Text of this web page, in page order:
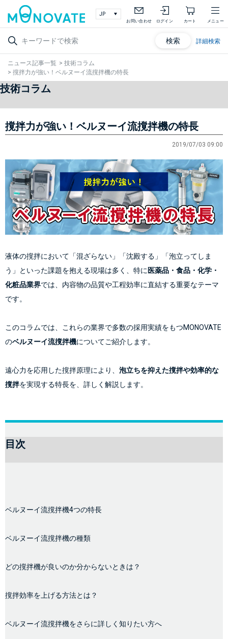
お問い合わせ ログイン カート メニュー
検索 詳細検索
ニュース記事一覧 > 技術コラム
> 撹拌力が強い！ベルヌーイ流撹拌機の特長
技術コラム
撹拌力が強い！ベルヌーイ流撹拌機の特長
2019/07/03 09:00
液体の撹拌において「混ざらない」「沈殿する」「泡立ってしま
う」といった課題を抱える現場は多く、特に 医薬品・食品・化学・
化粧品業界では、内容物の品質や工程効率に直結する重要なテーマ
です。
このコラムでは、これらの業界で多数の採用実績をもつMONOVATE
のベルヌーイ流撹拌機についてご紹介します。
遠心力を応用した撹拌原理により、 泡立ちを抑えた撹拌や効率的な
撹拌を実現する特長を、詳しく解説します。
目次
ベルヌーイ流撹拌機4つの特長
ベルヌーイ流撹拌機の種類
どの撹拌機が良いのか分からないときは？
撹拌効率を上げる方法とは？
ベルヌーイ流撹拌機をさらに詳しく知りたい方へ